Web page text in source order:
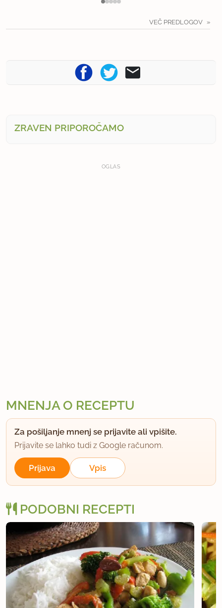
VEČ PREDLOGOV
ZRAVEN PRIPOROČAMO
OGLAS
MNENJA O RECEPTU
Za pošiljanje mnenj se prijavite ali vpišite.
Prijavite se lahko tudi z Google računom.
Prijava Vpis
PODOBNI RECEPTI